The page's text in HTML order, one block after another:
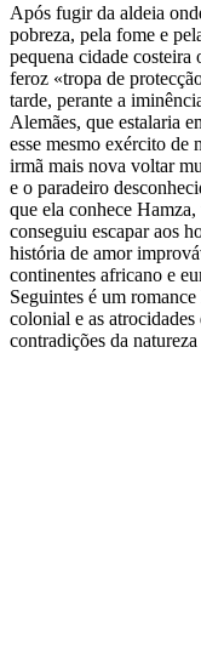
Após fugir da aldeia
pobreza, pela fome e
pequena cidade costeira
feroz «tropa de
tarde, perante a
Alemães, que estalaria
esse mesmo exército de
irmã mais nova voltar
e o paradeiro
que ela conhece
conseguiu escapar aos
história de amor
continentes africano e
Seguintes é um
colonial e as
contradições da